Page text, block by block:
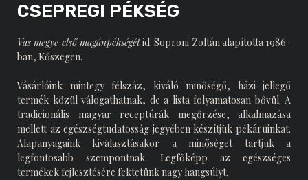
CSEPREGI PÉKSÉG
Vas megye első magánpékségétid. Soproni Zoltán alapította 1986-
ban, Kőszegen.
Vásárlóink mintegy félszáz, kiváló minőségű, házi jellegű
termék közül válogathatnak, de a lista folyamatosan bővül. A
tradicionális magyar receptúrák megőrzése, alkalmazása
mellett az egészségtudatosság jegyében készítjük pékáruinkat.
Alapanyagaink kiválasztásakor a minőséget tartjuk a
legfontosabb szempontnak. Legfőképp az egészséges
termékek fejlesztésére fektetünk nagy hangsúlyt.